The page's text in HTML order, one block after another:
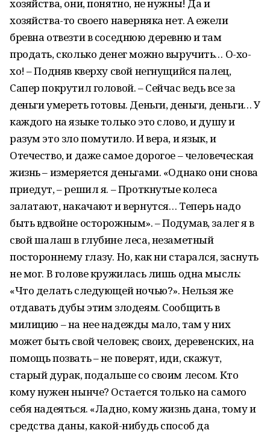
хозяйства, они, понятно, не нужны! Да и
хозяйства-то своего наверняка нет. А ежели
бревна отвезти в соседнюю деревню и там
продать, сколько денег можно выручить… О-хо-
хо! – Подняв кверху свой негнущийся палец,
Сапер покрутил головой. – Сейчас ведь все за
деньги умереть готовы. Деньги, деньги, деньги… У
каждого на языке только это слово, и душу и
разум это зло помутило. И вера, и язык, и
Отечество, и даже самое дорогое – человеческая
жизнь – измеряется деньгами. «Однако они снова
приедут, – решил я. – Проткнутые колеса
залатают, накачают и вернутся… Теперь надо
быть вдвойне осторожным». – Подумав, залег я в
свой шалаш в глубине леса, незаметный
постороннему глазу. Но, как ни старался, заснуть
не мог. В голове кружилась лишь одна мысль:
«Что делать следующей ночью?». Нельзя же
отдавать дубы этим злодеям. Сообщить в
милицию – на нее надежды мало, там у них
может быть свой человек; своих, деревенских, на
помощь позвать – не поверят, иди, скажут,
старый дурак, подальше со своим лесом. Кто
кому нужен нынче? Остается только на самого
себя надеяться. «Ладно, кому жизнь дана, тому и
средства даны, какой-нибудь способ да